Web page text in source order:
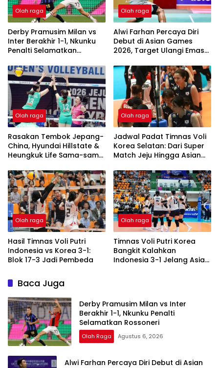
Olah raga
Derby Pramusim Milan vs
Inter Berakhir 1-1, Nkunku
Penalti Selamatkan
Olah raga
Alwi Farhan Percaya Diri
Debut di Asian Games
2026, Target Ulangi Emas
Olah raga
Rasakan Tembok Jepang-
China, Hyundai Hillstate &
Heungkuk Life Sama-sama
1 Set
Olah raga
Jadwal Padat Timnas Voli
Korea Selatan: Dari Super
Match Jeju Hingga Asian
Olah raga
Hasil Timnas Voli Putri
Indonesia vs Korea 3-1:
Blok 17-3 Jadi Pembeda
Olah raga
Timnas Voli Putri Korea
Bangkit Kalahkan
Indonesia 3-1 Jelang Asian
Baca Juga
Derby Pramusim Milan vs Inter
Berakhir 1-1, Nkunku Penalti
Selamatkan Rossoneri
Olah Raga Agustus 6, 2026
Alwi Farhan Percaya Diri Debut di Asian